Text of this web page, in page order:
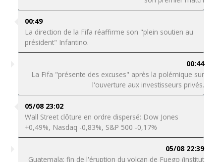
00:49
La direction de la Fifa réaffirme son "plein soutien au
président" Infantino.
00:44
La Fifa "présente des excuses" après la polémique sur
l'ouverture aux investisseurs privés.
05/08 23:02
Wall Street clôture en ordre dispersé: Dow Jones
+0,49%, Nasdaq -0,83%, S&P 500 -0,17%
05/08 22:39
Guatemala: fin de l'éruption du volcan de Fuego (institut